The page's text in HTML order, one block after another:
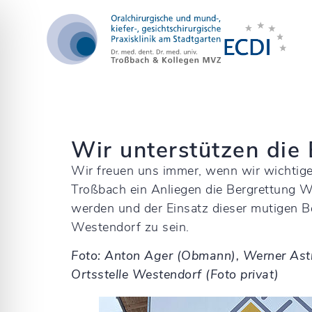
Wir unterstützen die
Wir freuen uns immer, wenn wir
Troßbach ein Anliegen die Bergrettung
werden und der Einsatz dieser mutigen
Westendorf zu sein.
Foto: Anton Ager (Obmann), Werner
Ortsstelle Westendorf (Foto privat)